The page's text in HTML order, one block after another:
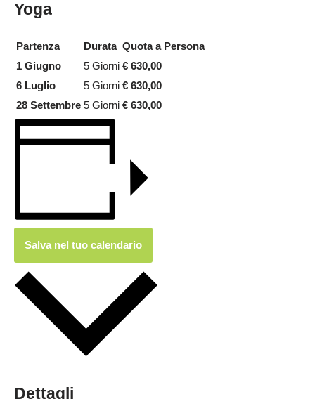
Yoga
Partenza Durata Quota a Persona
1 Giugno
5 Giorni € 630,00
6 Luglio
5 Giorni € 630,00
28 Settembre 5 Giorni € 630,00
Salva nel tuo calendario
Dettagli